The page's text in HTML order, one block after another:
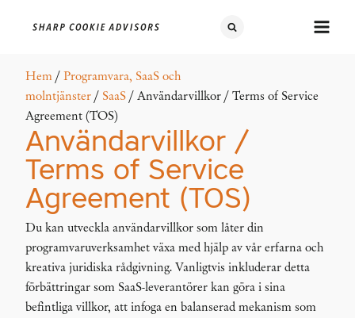
Hem / Programvara, SaaS och
molntjänster / SaaS / Användarvillkor / Terms of Service
Agreement (TOS)
Användarvillkor /
Terms of Service
Agreement (TOS)
Du kan utveckla användarvillkor som låter din
programvaruverksamhet växa med hjälp av vår erfarna och
kreativa juridiska rådgivning. Vanligtvis inkluderar detta
förbättringar som SaaS-leverantörer kan göra i sina
befintliga villkor, att infoga en balanserad mekanism som